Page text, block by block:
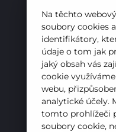
Na těchto
soubory cookies
identifikátory,
údaje o tom jak
jaký obsah vás
cookie
webu,
analytické účely.
tomto prohlížeči
soubory cookie,
Hotelová škola,
příspěvkovou